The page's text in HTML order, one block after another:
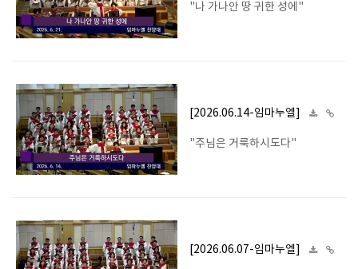
"나 가나안 땅 귀한 성에"
[2026.06.14-임마누엘]
"주님은 거룩하시도다"
[2026.06.07-임마누엘]